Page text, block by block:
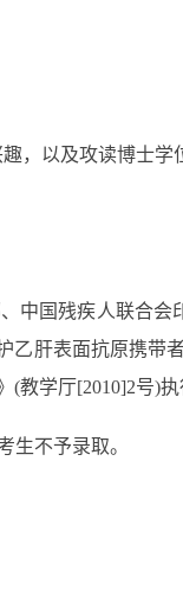
以及攻读博士学
国残疾人联合会
乙肝表面抗原携带
教学厅[2010]2号)执
不予录取。